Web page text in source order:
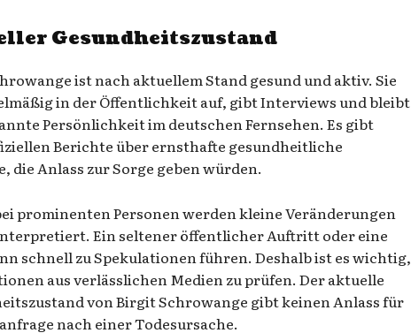
Gesundheitszustand
ist nach aktuellem Stand gesund und aktiv. Sie
in der Öffentlichkeit auf, gibt Interviews und bleibt
Persönlichkeit im deutschen Fernsehen. Es gibt
Berichte über ernsthafte gesundheitliche
die Anlass zur Sorge geben würden.
prominenten Personen werden kleine Veränderungen
Ein seltener öffentlicher Auftritt oder eine
schnell zu Spekulationen führen. Deshalb ist es wichtig,
aus verlässlichen Medien zu prüfen. Der aktuelle
von Birgit Schrowange gibt keinen Anlass für
nach einer Todesursache.